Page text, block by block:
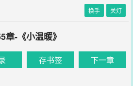
换手 关灯
章-《小温暖》
存书签 下一章